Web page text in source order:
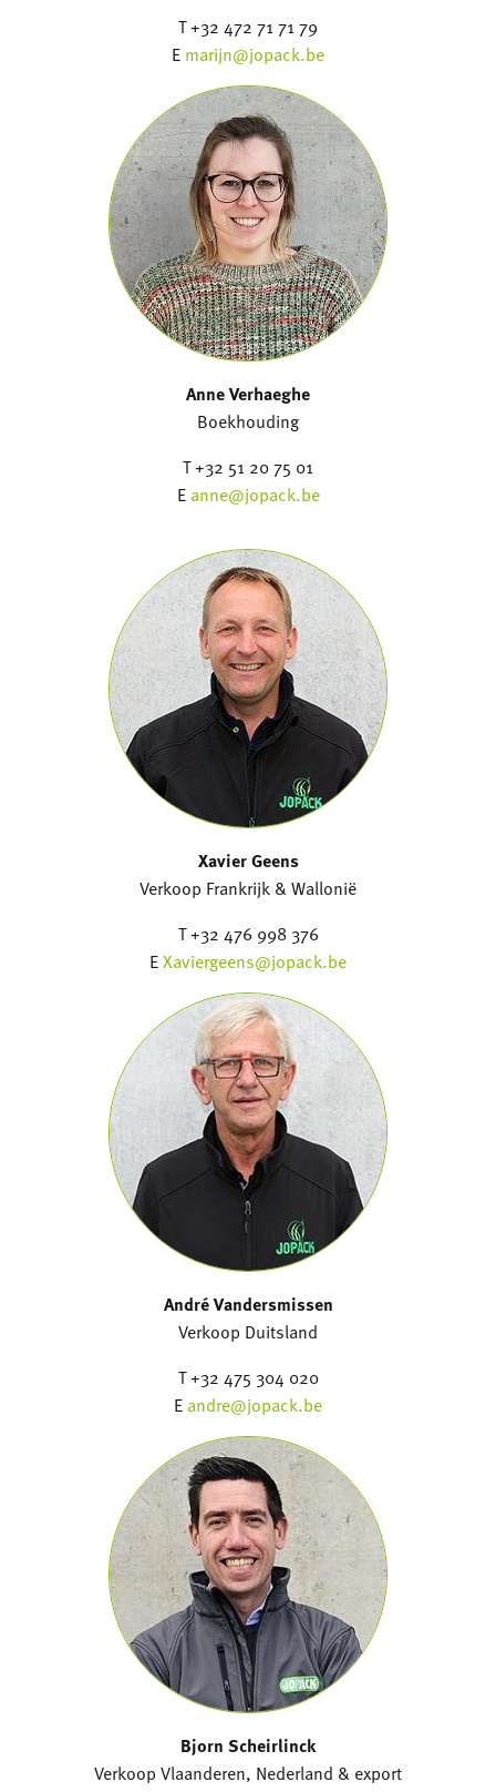
T +32 472 71 71 79
E marijn@jopack.be
Anne Verhaeghe
Boekhouding
T +32 51 20 75 01
E anne@jopack.be
Xavier Geens
Verkoop Frankrijk & Wallonië
T +32 476 998 376
EXaviergeens@jopack.be
André Vandersmissen
Verkoop Duitsland
T +32 475 304 020
E andre@jopack.be
Bjorn Scheirlinck
Verkoop Vlaanderen, Nederland & export